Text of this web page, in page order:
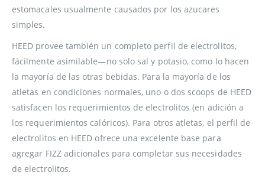
estomacales usualmente causados por los azucares
simples.
HEED provee también un completo perfil de electrolitos,
fácilmente asimilable—no solo sal y potasio, como lo hacen
la mayoría de las otras bebidas. Para la mayoría de los
atletas en condiciones normales, uno o dos scoops de HEED
satisfacen los requerimientos de electrolitos (en adición a
los requerimientos calóricos). Para otros atletas, el perfil de
electrolitos en HEED ofrece una excelente base para
agregar FIZZ adicionales para completar sus necesidades
de electrolitos.